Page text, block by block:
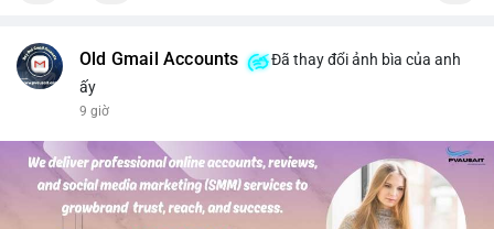
- Mục tiêu chốt lời: TP1: 77.50, TP2: 78.80
- Cắt lỗ: 74.90 (dưới vùng hỗ trợ gần nhất)
chốt 50% vị thế tại TP1 và dời stop loss về điểm hòa vốn.
#solusdt #longsol #vung76 #breakoutsol #lenhmuasol
Old Gmail Accounts
Đã thay đổi ảnh bìa của anh
ấy
9 giờ